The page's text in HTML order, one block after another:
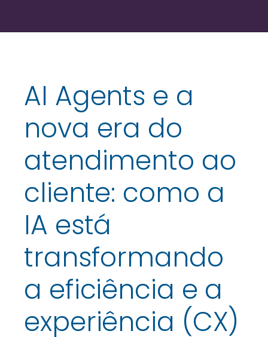
AI Agents e a
nova era do
atendimento ao
cliente: como a
IA está
transformando
a eficiência e a
experiência (CX)